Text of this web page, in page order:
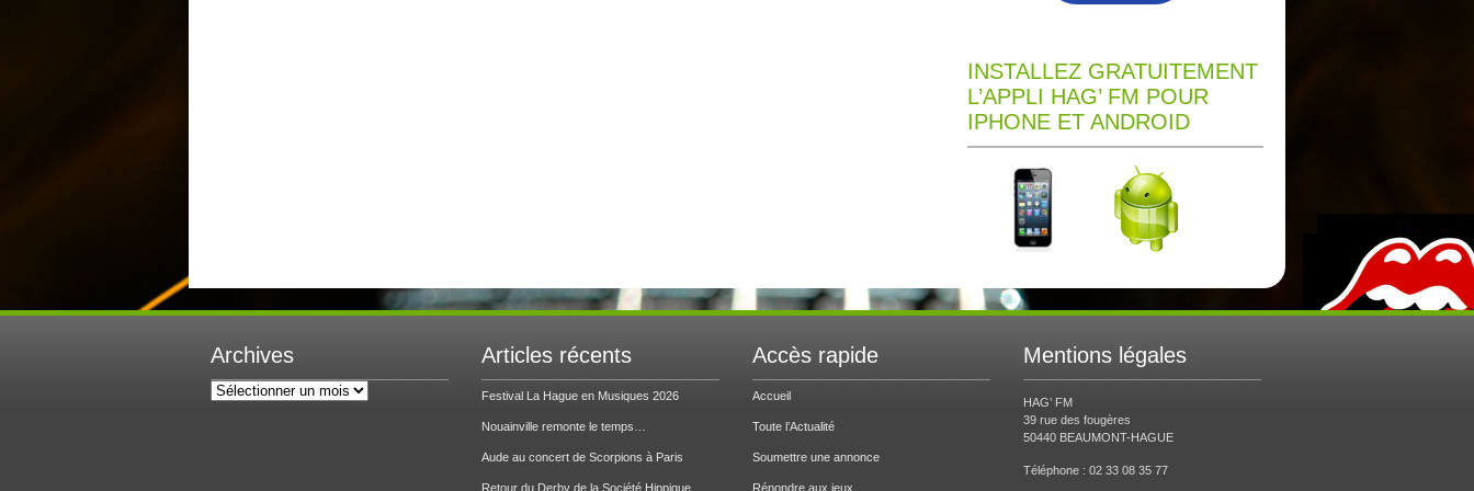
INSTALLEZ GRATUITEMENT
L’APPLI HAG’ FM POUR
IPHONE ET ANDROID
Archives
Archives
Articles récents
Festival La Hague en Musiques 2026
Nouainville remonte le temps…
Aude au concert de Scorpions à Paris
Retour du Derby de la Société Hippique
Accès rapide
Accueil
Toute l’Actualité
Soumettre une annonce
Répondre aux jeux
Mentions légales
HAG’ FM
39 rue des fougères
50440 BEAUMONT-HAGUE
Téléphone : 02 33 08 35 77